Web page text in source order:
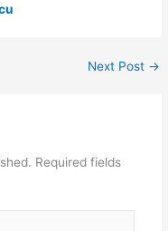
Next Post →
Required fields